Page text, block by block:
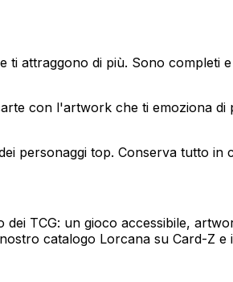
attraggono di più. Sono completi
con l'artwork che ti emoziona
personaggi top. Conserva tutto
TCG: un gioco accessibile,
catalogo Lorcana su Card-Z